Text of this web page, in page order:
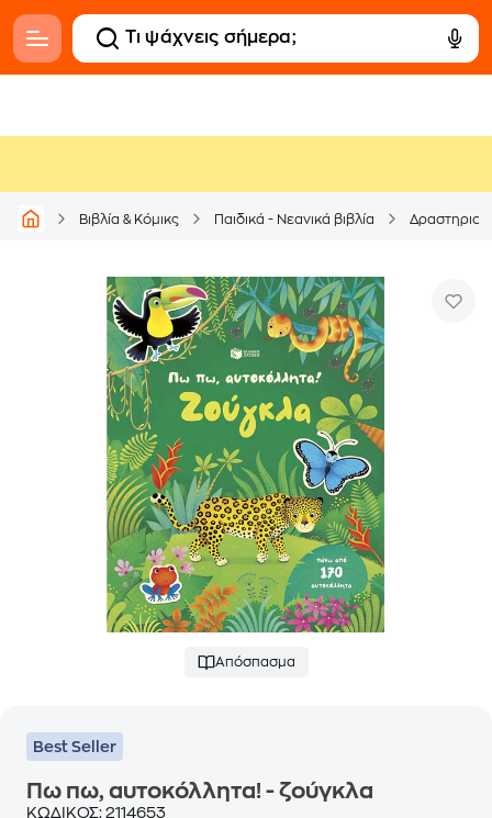
Βιβλία & Κόμικς Παιδικά - Νεανικά βιβλία
Απόσπασμα
Best Seller
Πω πω, αυτοκόλλητα! - ζούγκλα
ΚΩΔΙΚΟΣ: 2114653